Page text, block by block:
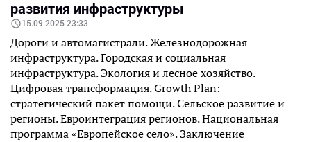
развития инфраструктуры
15.09.2025 23:33
Дороги и автомагистрали. Железнодорожная
инфраструктура. Городская и социальная
инфраструктура. Экология и лесное хозяйство.
Цифровая трансформация. Growth Plan:
стратегический пакет помощи. Сельское развитие и
регионы. Евроинтеграция регионов. Национальная
программа «Европейское село». Заключение